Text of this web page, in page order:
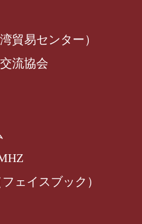
貿易センター）
流協会
ェイスブック）